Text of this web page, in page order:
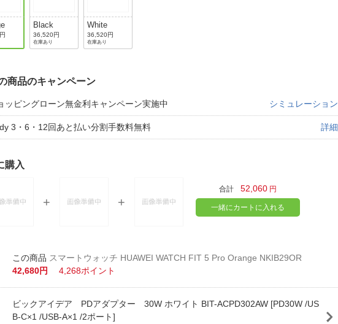
Black
36,520円
在庫あり
White
36,520円
在庫あり
商品のキャンペーン
ッピングローン無金利キャンペーン実施中 シミュレーション
3・6・12回あと払い分割手数料無料 詳細
購入
合計 52,060 円
一緒にカートに入れる
スマートウォッチ HUAWEI WATCH FIT 5 Pro Orange NKIB29OR
42,680円
4,268ポイント
ビックアイデア PDアダプター 30W ホワイト BIT-ACPD302AW [PD30W /US
B-C×1 /USB-A×1 /2ポート]